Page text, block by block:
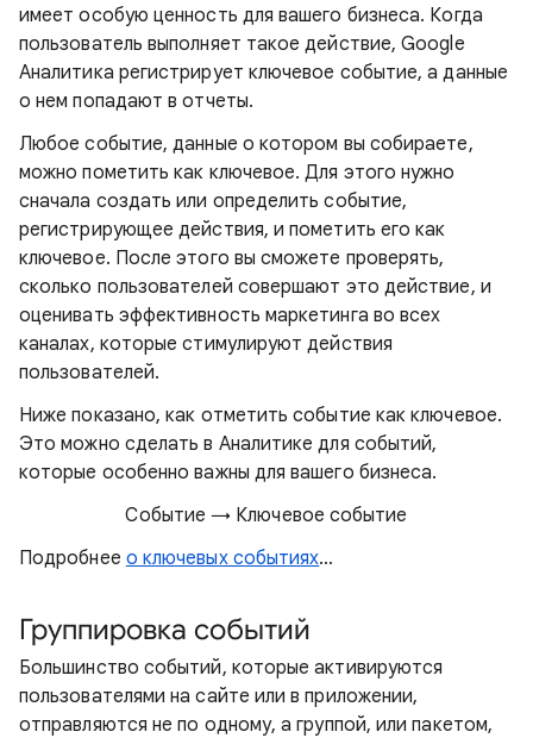
имеет особую ценность для вашего бизнеса. Когда
пользователь выполняет такое действие, Google
Аналитика регистрирует ключевое событие, а данные
о нем попадают в отчеты.
Любое событие, данные о котором вы собираете,
можно пометить как ключевое. Для этого нужно
сначала создать или определить событие,
регистрирующее действия, и пометить его как
ключевое. После этого вы сможете проверять,
сколько пользователей совершают это действие, и
оценивать эффективность маркетинга во всех
каналах, которые стимулируют действия
пользователей.
Ниже показано, как отметить событие как ключевое.
Это можно сделать в Аналитике для событий,
которые особенно важны для вашего бизнеса.
Событие → Ключевое событие
Подробнее о ключевых событиях…
Группировка событий
Большинство событий, которые активируются
пользователями на сайте или в приложении,
отправляются не по одному, а группой, или пакетом,